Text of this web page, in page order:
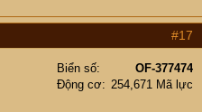
#17
Biển số
OF-377474
Động cơ
254,671 Mã lực